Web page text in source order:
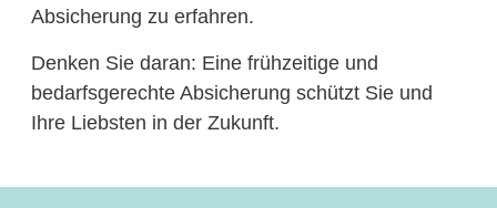
Absicherung zu erfahren.
Denken Sie daran: Eine frühzeitige und
bedarfsgerechte Absicherung schützt Sie und
Ihre Liebsten in der Zukunft.